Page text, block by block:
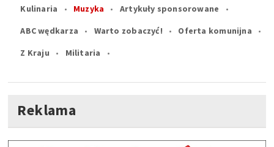
Kulinaria
Muzyka
Artykuły sponsorowane
ABC wędkarza
Warto zobaczyć!
Oferta komunijna
Z Kraju
Militaria
Reklama